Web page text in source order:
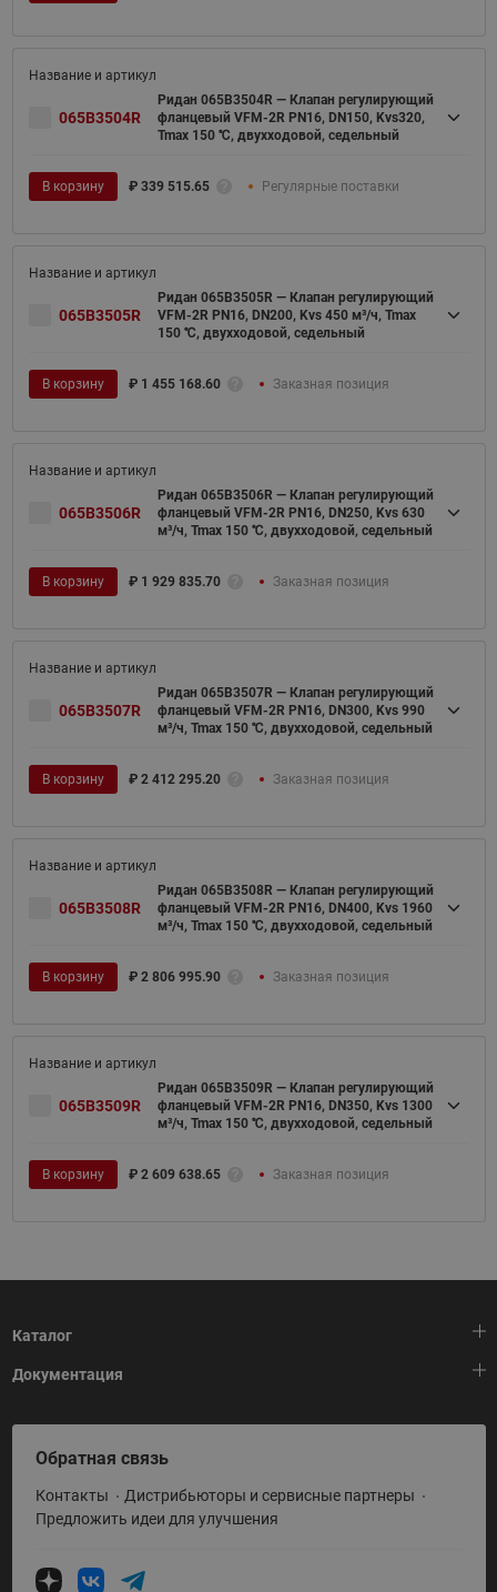
065B3504R
Ридан 065B3504R — Клапан регулирующий
фланцевый VFM-2R PN16, DN150, Kvs320,
Tmax 150 ℃, двухходовой, седельный
В корзину ₽ 339 515.65 Регулярные поставки
065B3505R
Ридан 065B3505R — Клапан регулирующий
VFM-2R PN16, DN200, Kvs 450 м³/ч, Tmax
150 ℃, двухходовой, седельный
В корзину ₽ 1 455 168.60 Заказная позиция
065B3506R
Ридан 065B3506R — Клапан регулирующий
фланцевый VFM-2R PN16, DN250, Kvs 630
м³/ч, Tmax 150 ℃, двухходовой, седельный
В корзину ₽ 1 929 835.70 Заказная позиция
065B3507R
Ридан 065B3507R — Клапан регулирующий
фланцевый VFM-2R PN16, DN300, Kvs 990
м³/ч, Tmax 150 ℃, двухходовой, седельный
В корзину ₽ 2 412 295.20 Заказная позиция
065B3508R
Ридан 065B3508R — Клапан регулирующий
фланцевый VFM-2R PN16, DN400, Kvs 1960
м³/ч, Tmax 150 ℃, двухходовой, седельный
В корзину ₽ 2 806 995.90 Заказная позиция
065B3509R
Ридан 065B3509R — Клапан регулирующий
фланцевый VFM-2R PN16, DN350, Kvs 1300
м³/ч, Tmax 150 ℃, двухходовой, седельный
В корзину ₽ 2 609 638.65 Заказная позиция
Каталог
Тепловая автоматика
Холодильная техника
Приводная техника
Промышленная автоматика
Теплообменное оборудование
Документация
HeatPlatform (Тепловая платформа)
Полезные программы и инструменты
Условия поставки
Обратная связь
Контакты
Дистрибьюторы и сервисные партнеры
Предложить идеи для улучшения